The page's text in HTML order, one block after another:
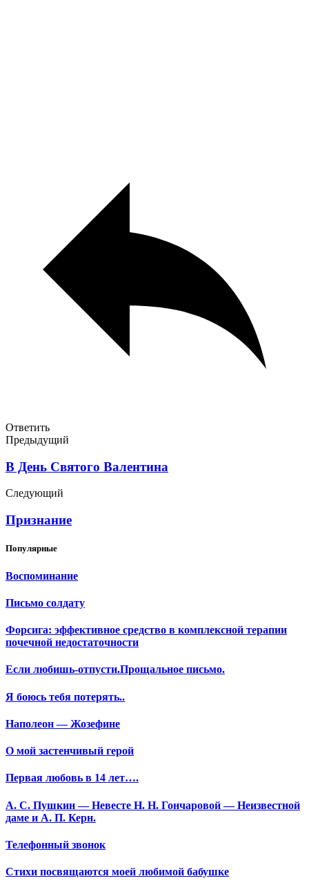
Ответить
Предыдущий
В День Святого Валентина
Следующий
Признание
Популярные
Воспоминание
Письмо солдату
Форсига: эффективное средство в комплексной терапии
почечной недостаточности
Если любишь-отпусти.Прощальное письмо.
Я боюсь тебя потерять..
Наполеон — Жозефине
О мой застенчивый герой
Первая любовь в 14 лет….
А. С. Пушкин — Невесте Н. Н. Гончаровой — Неизвестной
даме и А. П. Керн.
Телефонный звонок
Стихи посвящаются моей любимой бабушке